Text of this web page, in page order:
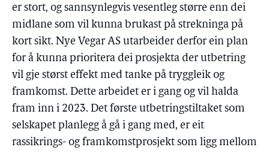
er stort, og sannsynlegvis vesentleg større enn dei
midlane som vil kunna brukast på strekninga på
kort sikt. Nye Vegar AS utarbeider derfor ein plan
for å kunna prioritera dei prosjekta der utbetring
vil gje størst effekt med tanke på tryggleik og
framkomst. Dette arbeidet er i gang og vil halda
fram inn i 2023. Det første utbetringstiltaket som
selskapet planlegg å gå i gang med, er eit
rassikrings- og framkomstprosjekt som ligg mellom